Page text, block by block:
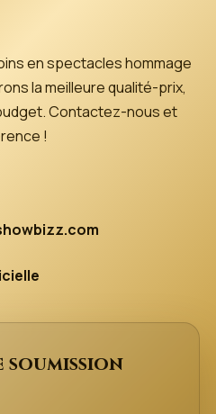
en spectacles hommage
la meilleure qualité-prix,
Contactez-nous et
!
soumission